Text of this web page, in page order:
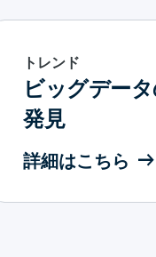
トレンド
ビッグデー
発見
詳細はこちら